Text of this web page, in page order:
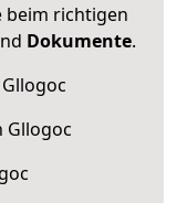
beim richtigen
Dokumente.